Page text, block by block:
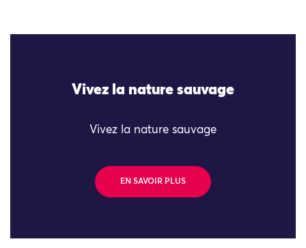
Vivez la nature sauvage
Vivez la nature sauvage
EN SAVOIR PLUS